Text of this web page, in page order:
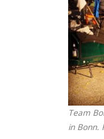
Team
in Bonn.